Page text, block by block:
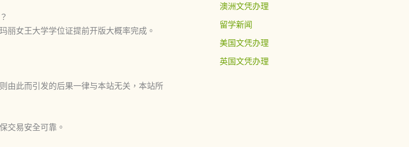
丽女王大学学位证提前开版大概率完成。
由此而引发的后果一律与本站无关，本站所
交易安全可靠。
澳洲文凭办理
留学新闻
美国文凭办理
英国文凭办理